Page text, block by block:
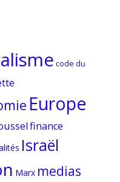
code du
Europe
finance
Israël
Marx medias